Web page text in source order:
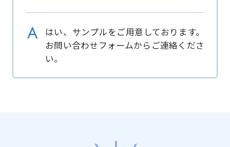
A
はい、サンプルをご用意しております。
お問い合わせフォームからご連絡くださ
い。